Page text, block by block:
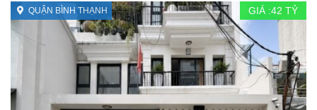
QUẬN BÌNH THẠNH GIÁ :42 TỶ